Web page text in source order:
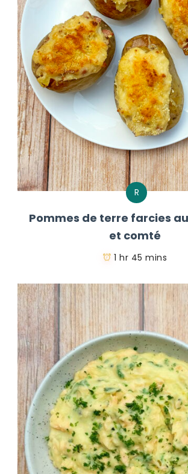
R
Pommes de terre farcies
et comté
1 hr 45 mins